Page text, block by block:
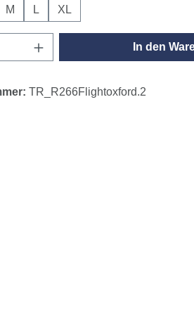
M L XL
Anzahl: Gib den In den
TR_R266Flightoxford.2